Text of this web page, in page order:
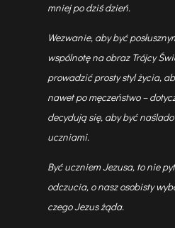
mniej po dziś dzień.
Wezwanie, aby być
wspólnotę na obraz Trójcy
prowadzić prosty styl życia,
nawet po męczeństwo –
decydują się, aby być
uczniami.
Być uczniem Jezusa, to nie
odczucia, o nasz osobisty
czego Jezus żąda.